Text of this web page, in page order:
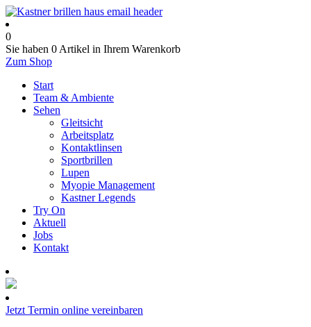
0
Sie haben 0 Artikel in Ihrem Warenkorb
Zum Shop
Start
Team & Ambiente
Sehen
Gleitsicht
Arbeitsplatz
Kontaktlinsen
Sportbrillen
Lupen
Myopie Management
Kastner Legends
Try On
Aktuell
Jobs
Kontakt
Jetzt Termin online vereinbaren